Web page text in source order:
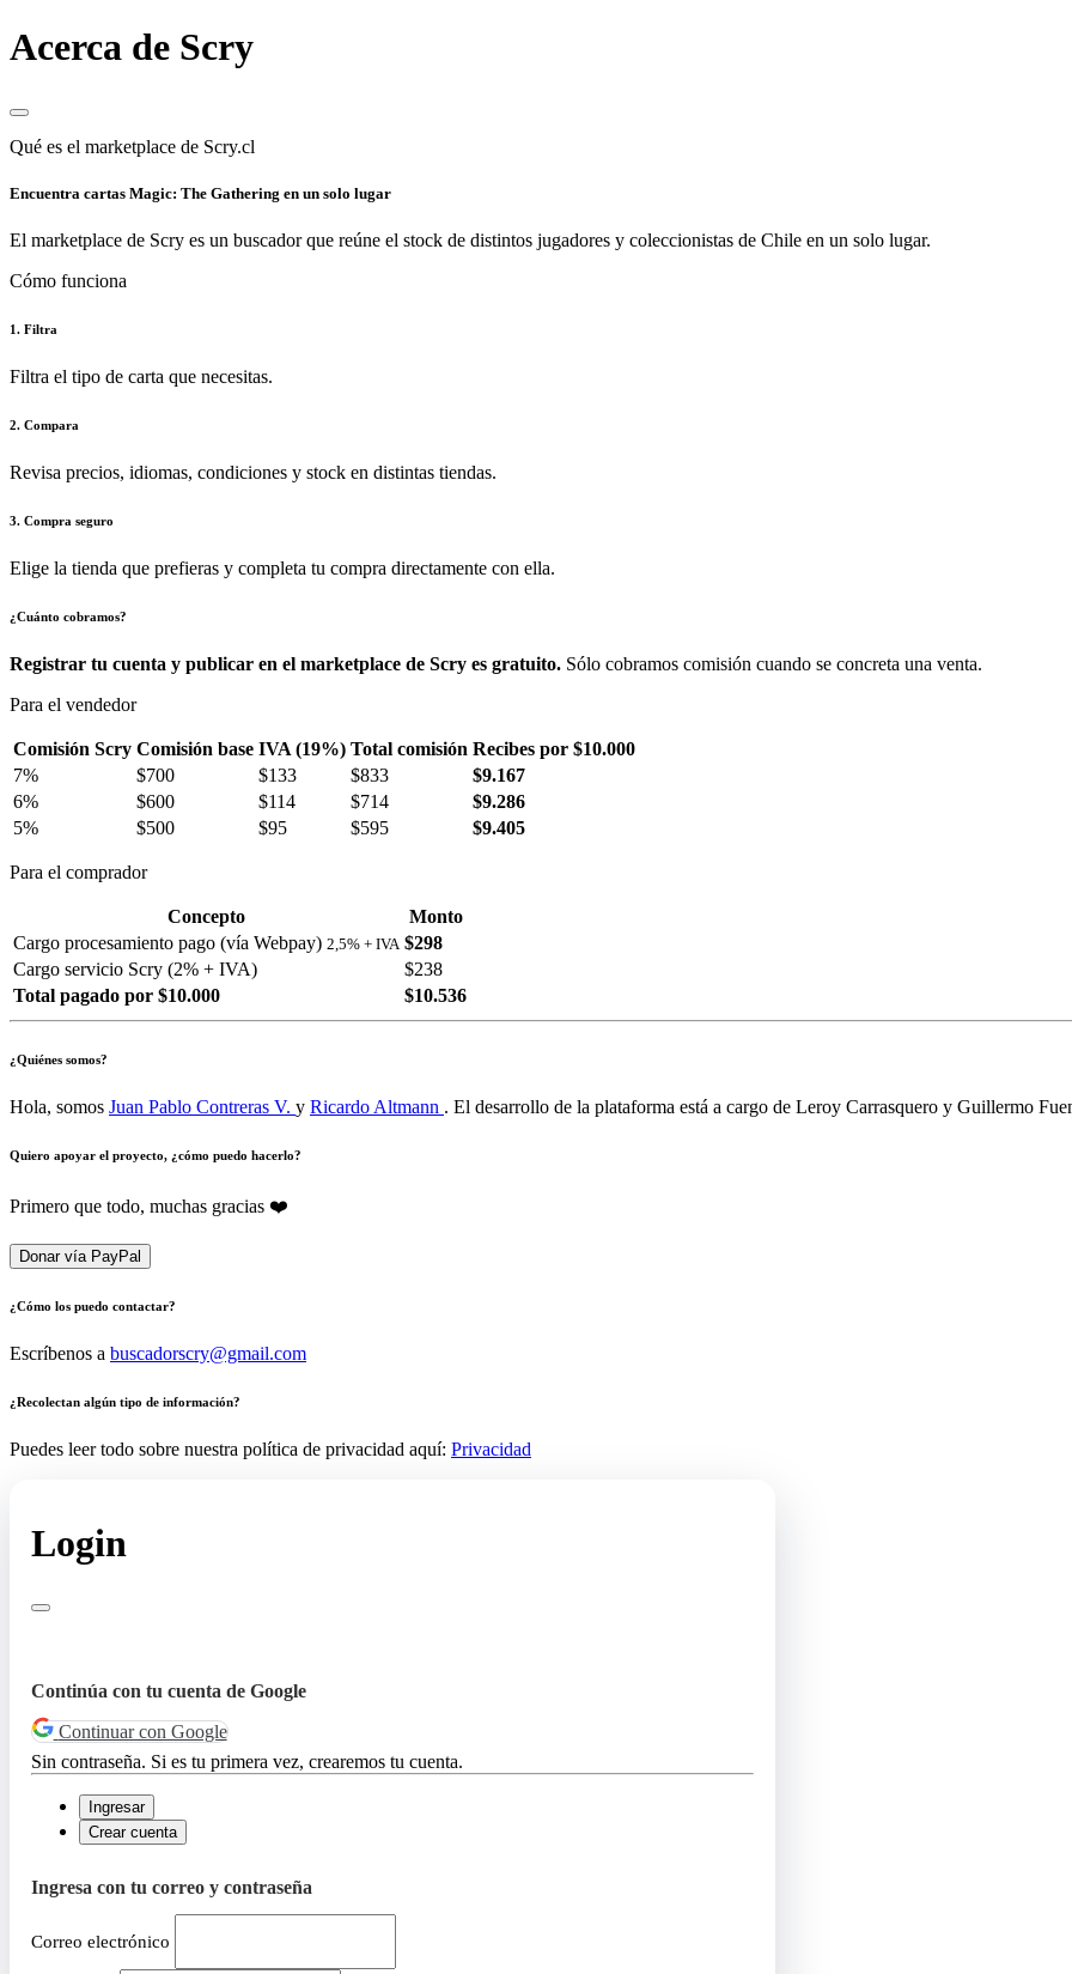
Acerca de Scry
Qué es el marketplace de Scry.cl
Encuentra cartas Magic: The Gathering en un solo lugar
El marketplace de Scry es un buscador que reúne el stock de distintos jugadores y coleccionistas de Chile en un solo lugar.
Cómo funciona
1. Filtra
Filtra el tipo de carta que necesitas.
2. Compara
Revisa precios, idiomas, condiciones y stock en distintas tiendas.
3. Compra seguro
Elige la tienda que prefieras y completa tu compra directamente con ella.
¿Cuánto cobramos?
Registrar tu cuenta y publicar en el marketplace de Scry es gratuito. Sólo cobramos comisión cuando se concreta una venta.
Para el vendedor
Comisión Scry Comisión base IVA (19%) Total comisión Recibes por $10.000
7%
$700 $133 $833
$9.167
6%
$600 $114 $714
$9.286
5%
$500 $95 $595 $9.405
Para el comprador
Concepto
Monto
Cargo procesamiento pago (vía Webpay) 2,5% + IVA $298
Cargo servicio Scry (2% + IVA)
$238
Total pagado por $10.000
$10.536
¿Quiénes somos?
Hola, somos Juan Pablo Contreras V. y Ricardo Altmann . El desarrollo de la plataforma está a cargo de Leroy Carrasquero y Guillermo
Quiero apoyar el proyecto, ¿cómo puedo hacerlo?
Primero que todo, muchas gracias ❤️
Donar vía PayPal
¿Cómo los puedo contactar?
Escríbenos a buscadorscry@gmail.com
¿Recolectan algún tipo de información?
Puedes leer todo sobre nuestra política de privacidad aquí: Privacidad
Login
Continúa con tu cuenta de Google
Continuar con Google
Sin contraseña. Si es tu primera vez, crearemos tu cuenta.
Ingresar
Crear cuenta
Ingresa con tu correo y contraseña
Correo electrónico